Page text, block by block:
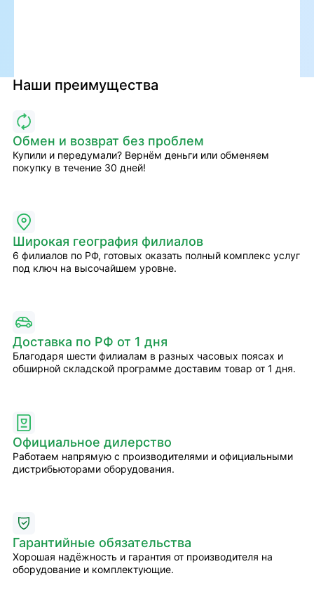
Наши преимущества
Обмен и возврат без проблем
Купили и передумали? Вернём деньги или обменяем
покупку в течение 30 дней!
Широкая география филиалов
6 филиалов по РФ, готовых оказать полный комплекс услуг
под ключ на высочайшем уровне.
Доставка по РФ от 1 дня
Благодаря шести филиалам в разных часовых поясах и
обширной складской программе доставим товар от 1 дня.
Официальное дилерство
Работаем напрямую с производителями и официальными
дистрибьюторами оборудования.
Гарантийные обязательства
Хорошая надёжность и гарантия от производителя на
оборудование и комплектующие.